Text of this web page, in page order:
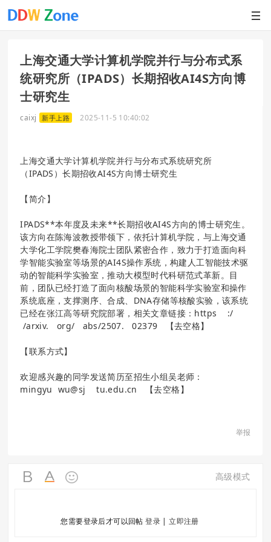
上海交通大学计算机学院并行与分布式系
统研究所（IPADS）长期招收AI4S方向博
士研究生
caixj 新手上路 2025-11-5 10:40:02
上海交通大学计算机学院并行与分布式系统研究所
（IPADS）长期招收AI4S方向博士研究生
【简介】
IPADS**本年度及未来**长期招收AI4S方向的博士研究生。
该方向在陈海波教授带领下，依托计算机学院，与上海交通
大学化工学院樊春海院士团队紧密合作，致力于打造面向科
学智能实验室等场景的AI4S操作系统，构建人工智能技术驱
动的智能科学实验室，推动大模型时代科研范式革新。目
前，团队已经打造了面向核酸场景的智能科学实验室和操作
系统底座，支撑测序、合成、DNA存储等核酸实验，该系统
已经在张江高等研究院部署，相关文章链接：https :/
/arxiv. org/ abs/2507. 02379 【去空格】
【联系方式】
欢迎感兴趣的同学发送简历至招生小组吴老师：
mingyu wu@sj tu.edu.cn 【去空格】
举报
高级模式
您需要登录后才可以回帖登录|立即注册